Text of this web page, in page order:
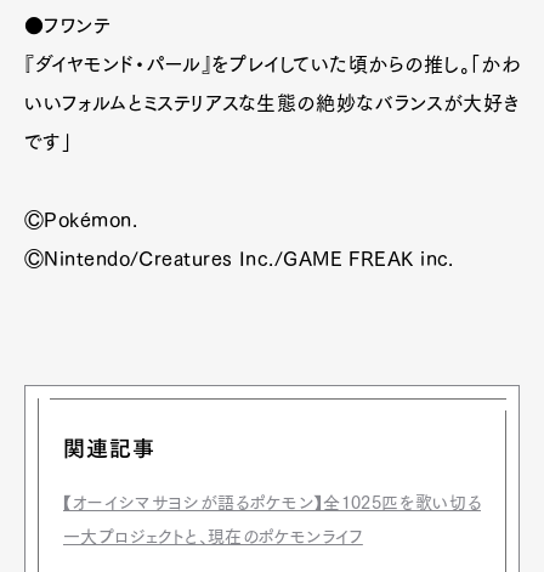
●フワンテ
『ダイヤモンド・パール』をプレイしていた頃からの推し。「かわ
いいフォルムとミステリアスな生態の絶妙なバランスが大好き
です」
ⒸPokémon.
ⒸNintendo/Creatures Inc./GAME FREAK inc.
関連記事
【オーイシマサヨシが語るポケモン】全1025匹を歌い切る
一大プロジェクトと、現在のポケモンライフ